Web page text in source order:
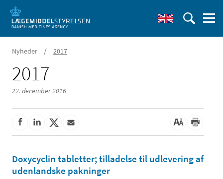
Nyheder / 2017
2017
22. december 2016
Doxycyclin tabletter; tilladelse til udlevering af
udenlandske pakninger